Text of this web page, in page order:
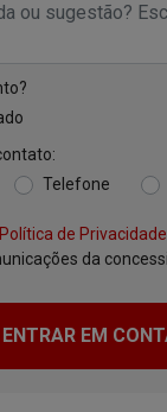
Telefone
Política de Privacidade
da
ENTRAR EM